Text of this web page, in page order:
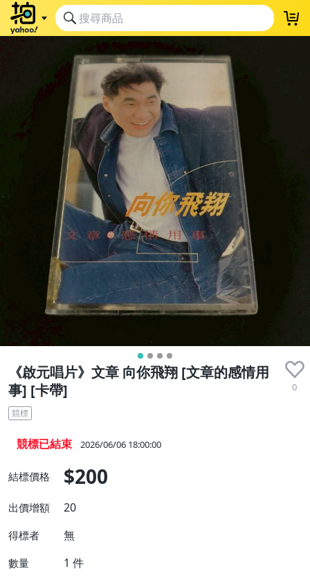
《啟元唱片》文章 向你飛翔 [文章的感情用
事] [卡帶]
0
競標
競標已結束 2026/06/06 18:00:00
結標價格 $200
出價增額 20
得標者 無
數量 1 件